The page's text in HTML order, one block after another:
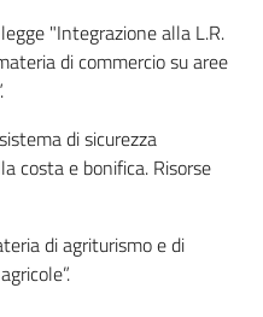
"Integrazione alla L.R.
di commercio su aree
di sicurezza
costa e bonifica. Risorse
di agriturismo e di